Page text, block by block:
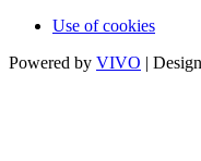
Use of cookies
Powered by VIVO |